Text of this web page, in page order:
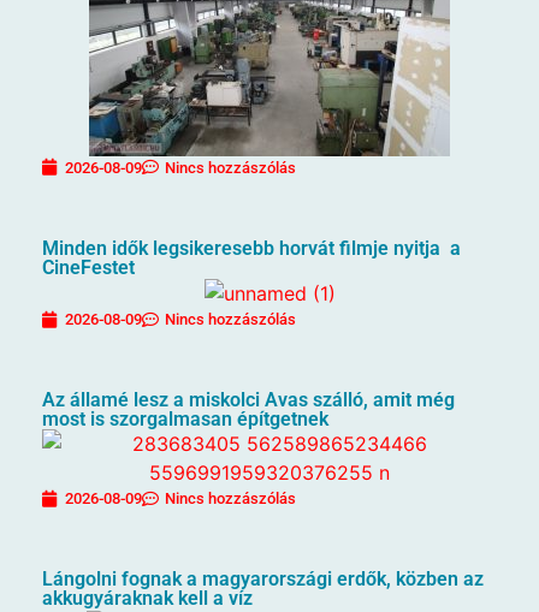
2026-08-09 Nincs hozzászólás
Minden idők legsikeresebb horvát filmje nyitja a
CineFestet
2026-08-09 Nincs hozzászólás
Az államé lesz a miskolci Avas szálló, amit még
most is szorgalmasan építgetnek
2026-08-09 Nincs hozzászólás
Lángolni fognak a magyarországi erdők, közben az
akkugyáraknak kell a víz